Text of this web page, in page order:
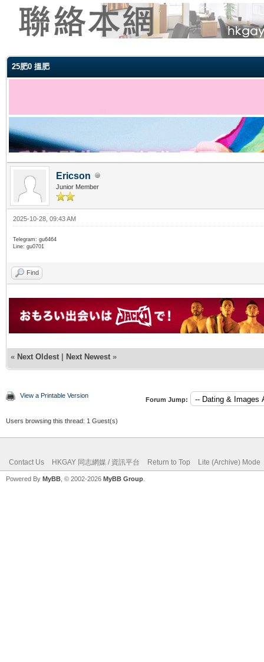
25肥0 搵肥
Ericson
Junior Member
2025-10-28, 09:43 AM
Telegram: gu6464
Line: gu0701
Find
« Next Oldest | Next Newest »
View a Printable Version
Forum Jump:
Users browsing this thread: 1 Guest(s)
Contact Us HKGAY 同志網媒 / 資訊平台 Return to Top Lite (Archive) Mode
Powered By MyBB , © 2002-2026 MyBB Group